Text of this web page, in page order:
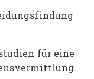
für eine